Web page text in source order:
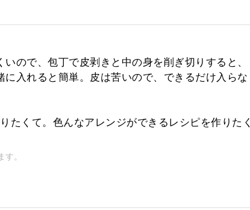
ので、包丁で皮剥きと中の身を削ぎ切りすると、
入れると簡単。皮は苦いので、できるだけ入らな
たくて。色んなアレンジができるレシピを作りたく
。